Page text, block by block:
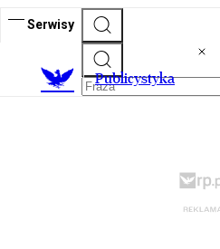
Serwisy
Publicystyka